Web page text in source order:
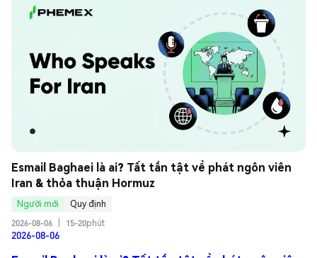
Esmail Baghaei là ai? Tất tần tật về phát ngôn viên
Iran & thỏa thuận Hormuz
Người mới
Quy định
2026-08-06
15-20phút
2026-08-06